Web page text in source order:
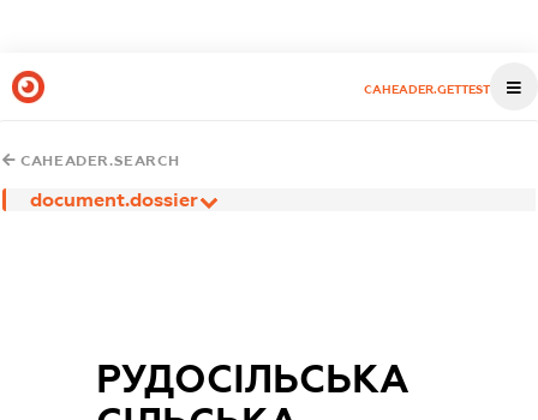
CAHEADER.GETTEST
CAHEADER.SEARCH
document.dossier
РУДОСІЛЬСЬКА